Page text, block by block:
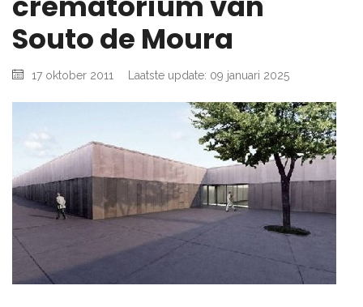
Souto de Moura
17 oktober 2011 Laatste update: 09 januari 2025